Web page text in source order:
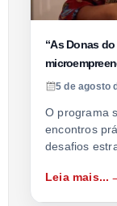
“As Donas
5 de agosto
O programa
encontros
desafios
Leia mais...